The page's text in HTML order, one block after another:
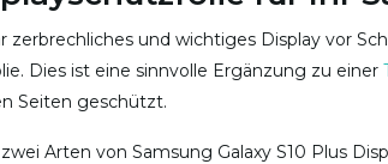
zerbrechliches und wichtiges Display vor
Dies ist eine sinnvolle Ergänzung zu einer
Seiten geschützt.
Arten von Samsung Galaxy S10 Plus